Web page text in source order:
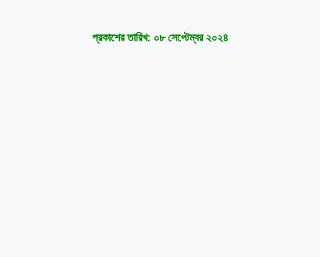
প্রকাশের তারিখ: ০৮ সেপ্টেম্বর ২০২৪